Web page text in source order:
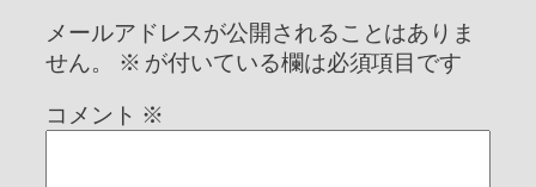
メールアドレスが公開されることはありま
せん。
※ が付いている欄は必須項目です
コメント ※